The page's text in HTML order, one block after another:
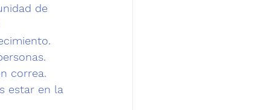
de
correa.
estar en la